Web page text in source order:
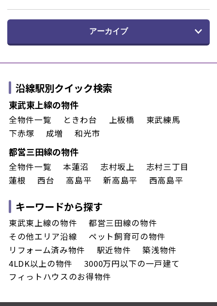
アーカイブ
沿線駅別クイック検索
東武東上線の物件
全物件一覧 ときわ台 上板橋
東武練馬
下赤塚
成増 和光市
都営三田線の物件
全物件一覧 本蓮沼 志村坂上
志村三丁目
蓮根
西台 高島平 新高島平 西高島平
キーワードから探す
東武東上線の物件
都営三田線の物件
その他エリア沿線
ペット飼育可の物件
リフォーム済み物件
駅近物件
築浅物件
4LDK以上の物件
3000万円以下の一戸建て
フィっトハウスのお得物件